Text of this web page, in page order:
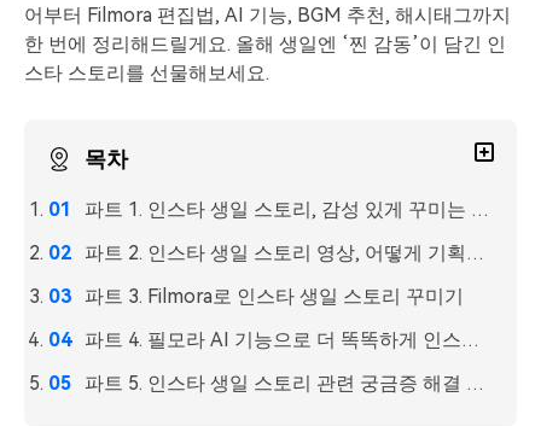
어부터 Filmora 편집법, AI 기능, BGM 추천, 해시태그까지
한 번에 정리해드릴게요. 올해 생일엔 ‘찐 감동’이 담긴 인
스타 스토리를 선물해보세요.
목차
파트 1. 인스타 생일 스토리, 감성 있게 꾸미는 아이디어
파트 2. 인스타 생일 스토리 영상, 어떻게 기획할까?
파트 3. Filmora로 인스타 생일 스토리 꾸미기
파트 4. 필모라 AI 기능으로 더 똑똑하게 인스타 생일 스토리 꾸미기
파트 5. 인스타 생일 스토리 관련 궁금증 해결 FAQs